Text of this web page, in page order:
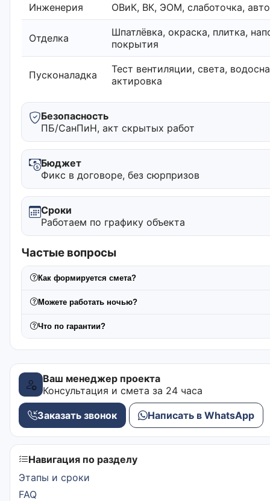
Инженерия ОВиК, ВК, ЭОМ, слаботочка,
Отделка
Шпатлёвка, окраска, плитка,
покрытия
Пусконаладка
Тест вентиляции, света,
актировка
Безопасность
ПБ/СанПиН, акт скрытых работ
Бюджет
Фикс в договоре, без сюрпризов
Сроки
Работаем по графику объекта
Частые вопросы
Как формируется смета?
Можете работать ночью?
Что по гарантии?
Ваш менеджер проекта
Консультация и смета за 24 часа
Заказать звонок Написать в WhatsApp
Навигация по разделу
Этапы и сроки
FAQ